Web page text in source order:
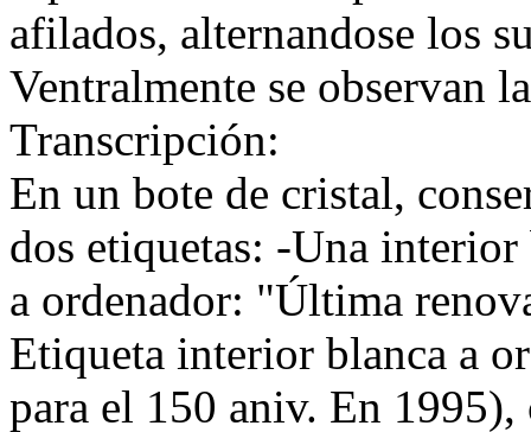
afilados, alternandose los
Ventralmente se observan
Transcripción:
En un bote de cristal,
dos etiquetas: -Una
a ordenador: "Última
Etiqueta interior blanca a
para el 150 aniv. En